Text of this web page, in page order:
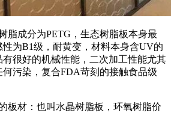
成分为PETG，生态树脂板本身最
为B1级，耐黄变，材料本身含UV的
很好的机械性能，二次加工性能尤其
污染，复合FDA苛刻的接触食品级
材：也叫水晶树脂板，环氧树脂价